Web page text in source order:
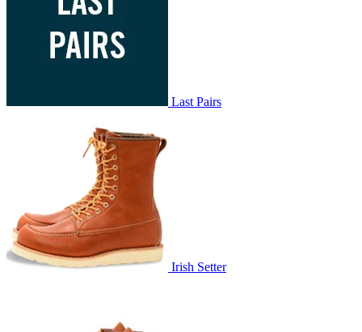
Last Pairs
Irish Setter